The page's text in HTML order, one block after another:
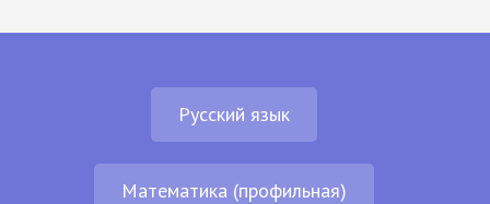
Русский язык
Математика (профильная)